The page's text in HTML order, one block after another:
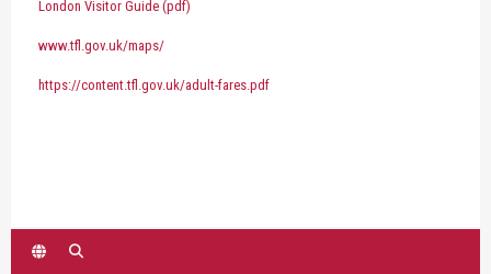
London Visitor Guide (pdf)
www.tfl.gov.uk/maps/
https://content.tfl.gov.uk/adult-fares.pdf